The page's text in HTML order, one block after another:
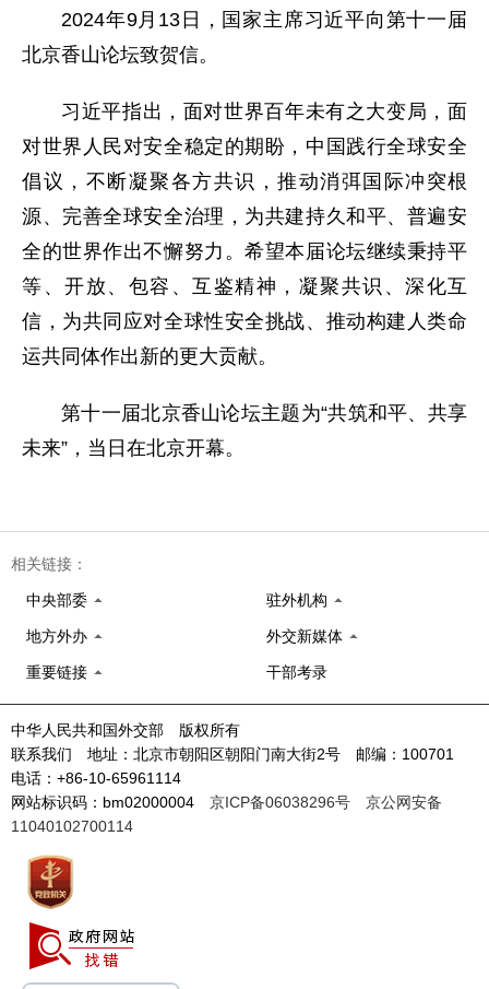
2024年9月13日，国家主席习近平向第十一届
北京香山论坛致贺信。
习近平指出，面对世界百年未有之大变局，面
对世界人民对安全稳定的期盼，中国践行全球安全
倡议，不断凝聚各方共识，推动消弭国际冲突根
源、完善全球安全治理，为共建持久和平、普遍安
全的世界作出不懈努力。希望本届论坛继续秉持平
等、开放、包容、互鉴精神，凝聚共识、深化互
信，为共同应对全球性安全挑战、推动构建人类命
运共同体作出新的更大贡献。
第十一届北京香山论坛主题为“共筑和平、共享
未来”，当日在北京开幕。
相关链接：
中央部委 驻外机构
地方外办 外交新媒体
重要链接 干部考录
中华人民共和国外交部 版权所有
联系我们 地址：北京市朝阳区朝阳门南大街2号 邮编：100701
电话：+86-10-65961114
网站标识码：bm02000004 京ICP备06038296号
京公网安备
11040102700114